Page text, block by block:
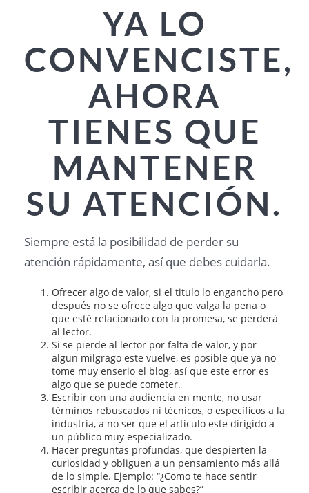
YA LO
CONVENCISTE,
AHORA
TIENES QUE
MANTENER
SU ATENCIÓN.
Siempre está la posibilidad de perder su
atención rápidamente, así que debes cuidarla.
Ofrecer algo de valor, si el titulo lo engancho pero
después no se ofrece algo que valga la pena o
que esté relacionado con la promesa, se perderá
al lector.
Si se pierde al lector por falta de valor, y por
algun milgrago este vuelve, es posible que ya no
tome muy enserio el blog, así que este error es
algo que se puede cometer.
Escribir con una audiencia en mente, no usar
términos rebuscados ni técnicos, o específicos a la
industria, a no ser que el articulo este dirigido a
un público muy especializado.
Hacer preguntas profundas, que despierten la
curiosidad y obliguen a un pensamiento más allá
de lo simple. Ejemplo: “¿Como te hace sentir
escribir acerca de lo que sabes?”